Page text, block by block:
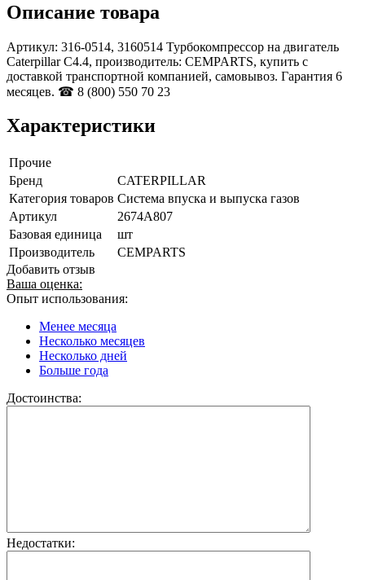
Описание товара
Артикул: 316-0514, 3160514 Турбокомпрессор на двигатель
Caterpillar С4.4, производитель: CEMPARTS, купить с
доставкой транспортной компанией, самовывоз. Гарантия 6
месяцев. ☎ 8 (800) 550 70 23
Характеристики
Прочие
Бренд
CATERPILLAR
Категория товаров Система впуска и выпуска газов
Артикул
2674A807
Базовая единица
шт
Производитель
CEMPARTS
Добавить отзыв
Ваша оценка:
Опыт использования:
Менее месяца
Несколько месяцев
Несколько дней
Больше года
Достоинства:
Недостатки: